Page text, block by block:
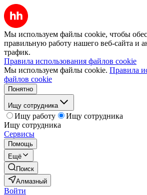
Мы используем файлы cookie, чтобы
правильную работу нашего веб-сайта и
трафик.
Правила использования файлов cookie
Мы используем файлы cookie. Правила
файлов cookie
Понятно
Ищу сотрудника
Ищу работу
Ищу сотрудника
Ищу сотрудника
Сервисы
Помощь
Ещё
Поиск
Алмазный
Войти